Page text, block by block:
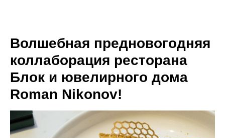
Волшебная предновогодняя
коллаборация ресторана
Блок и ювелирного дома
Roman Nikonov!